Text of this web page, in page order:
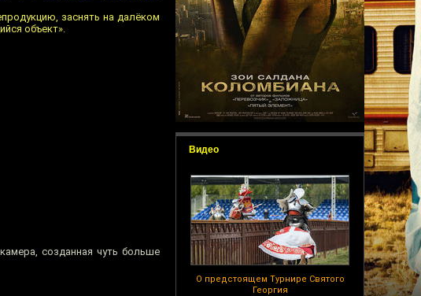
Видео
О предстоящем Турнире Святого
Георгия
заснять на далёком
объект».
созданная чуть больше